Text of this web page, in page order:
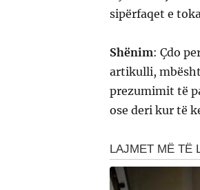
sipërfaqet e
Shënim: Çdo
artikulli,
prezumimit të
ose deri kur të